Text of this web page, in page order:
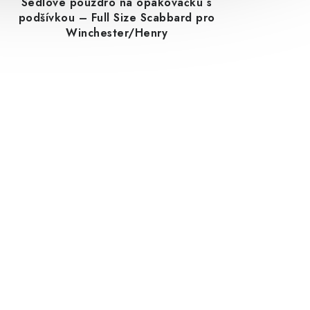
podšívkou – Full Size Scabbard pro
Winchester/Henry